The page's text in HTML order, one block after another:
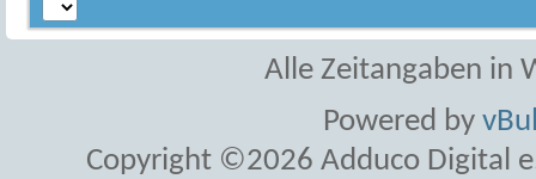
Alle Zeitangaben in
Powered by
Copyright ©2026 Adduco Digital